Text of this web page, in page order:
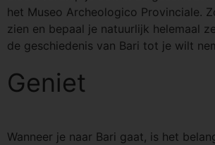
het Museo Archeologico Provinciale.
zien en bepaal je natuurlijk helemaal
de geschiedenis van Bari tot je wilt
Geniet
Wanneer je naar Bari gaat, is het